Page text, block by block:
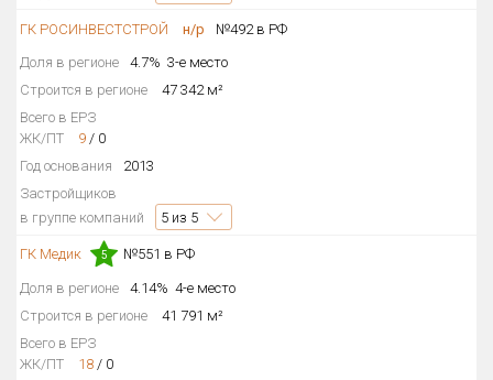
Только новые
Рейтинг ЕРЗ
Найдено:
Жилых комплексов
Многоквартирных домов
ГК РОСИНВЕСТСТРОЙ н/р
№492 в РФ
Доля в регионе
4.7% 3-е место
Строится в регионе
47 342 м²
Всего в ЕРЗ
ЖК/ПТ
9 / 0
Год основания
2013
Застройщиков
в группе компаний
5 из 5
ГК Медик 5 №551 в РФ
Доля в регионе 4.14% 4-е место
Строится в регионе
41 791 м²
Всего в ЕРЗ
ЖК/ПТ
18 / 0